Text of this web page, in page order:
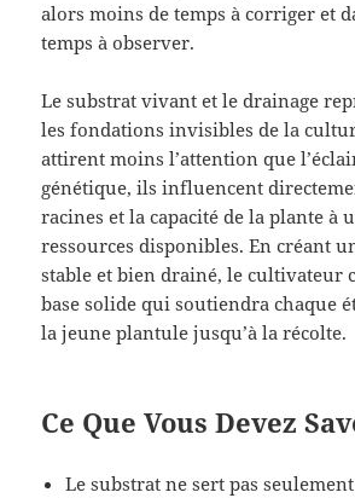
alors moins de temps à corriger et
temps à observer.
Le substrat vivant et le drainage
les fondations invisibles de la
attirent moins l’attention que
génétique, ils influencent
racines et la capacité de la plante à
ressources disponibles. En créant
stable et bien drainé, le cultivateur
base solide qui soutiendra chaque
la jeune plantule jusqu’à la récolte.
Ce Que Vous Devez
Le substrat ne sert pas